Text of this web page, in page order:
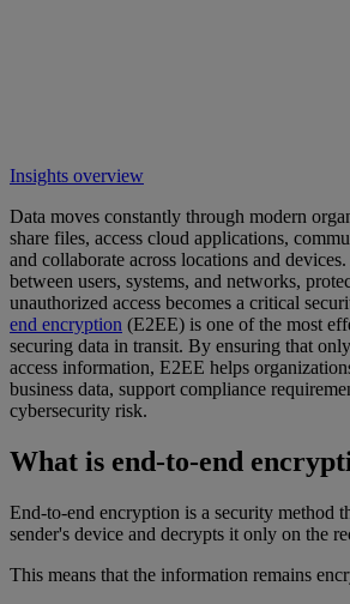
Insights overview
Data moves constantly through modern
share files, access cloud applications,
and collaborate across locations and
between users, systems, and networks,
unauthorized access becomes a critical
end encryption (E2EE) is one of the most
securing data in transit. By ensuring that
access information, E2EE helps
business data, support compliance
cybersecurity risk.
What is end-to-end
End-to-end encryption is a security method
sender's device and decrypts it only on the
This means that the information remains